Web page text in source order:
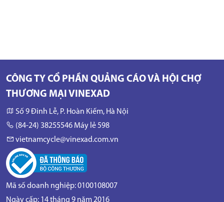
CÔNG TY CỔ PHẦN QUẢNG CÁO VÀ HỘI CHỢ
THƯƠNG MẠI VINEXAD
Số 9 Đinh Lễ, P. Hoàn Kiếm, Hà Nội
(84-24) 38255546 Máy lẻ 598
vietnamcycle@vinexad.com.vn
Mã số doanh nghiệp: 0100108007
Ngày cấp: 14 tháng 9 năm 2016